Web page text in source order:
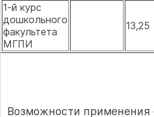
1-й курс
дошкольного
факультета
МГПИ
13,25
Возможности применения